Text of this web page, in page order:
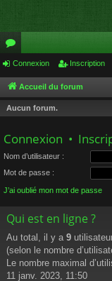
or
u
m
Connexion Inscription
Accueil du forum
Aucun forum.
Connexion •
Nom d’utilisateur :
Mot de passe :
J’ai oublié mon mot de passe
Qui est en ligne ?
Au total, il y a 9
(selon le nombre
Le nombre maximal
11 janv. 2023, 11:50